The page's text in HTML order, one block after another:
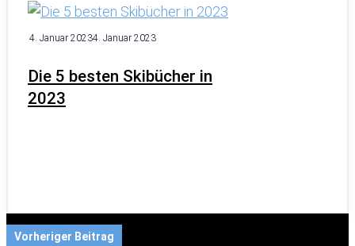
Die 5 besten Skibücher in
2023
4. Januar 20234. Januar 2023
Vorheriger Beitrag